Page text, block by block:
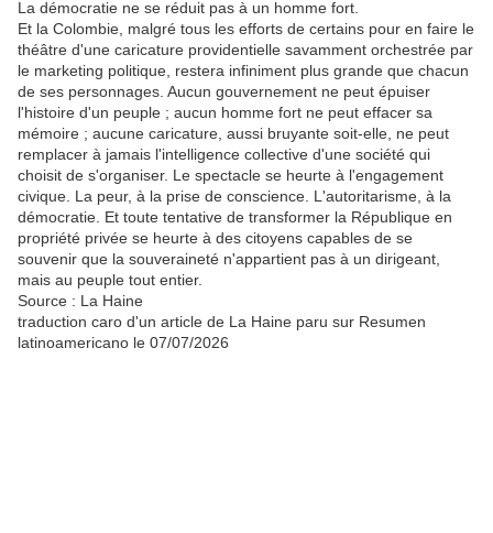
La démocratie ne se réduit pas à un homme fort.
Et la Colombie, malgré tous les efforts de certains pour en faire le
théâtre d'une caricature providentielle savamment orchestrée par
le marketing politique, restera infiniment plus grande que chacun
de ses personnages. Aucun gouvernement ne peut épuiser
l'histoire d'un peuple ; aucun homme fort ne peut effacer sa
mémoire ; aucune caricature, aussi bruyante soit-elle, ne peut
remplacer à jamais l'intelligence collective d'une société qui
choisit de s'organiser. Le spectacle se heurte à l'engagement
civique. La peur, à la prise de conscience. L'autoritarisme, à la
démocratie. Et toute tentative de transformer la République en
propriété privée se heurte à des citoyens capables de se
souvenir que la souveraineté n'appartient pas à un dirigeant,
mais au peuple tout entier.
Source : La Haine
traduction caro d'un article de La Haine paru sur Resumen
latinoamericano le 07/07/2026